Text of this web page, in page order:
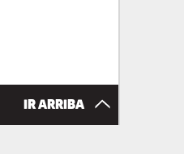
IR ARRIBA